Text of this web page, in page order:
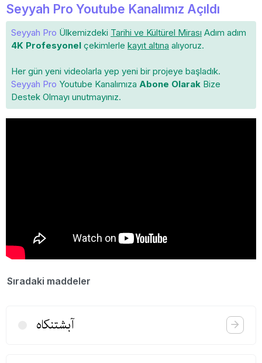
Seyyah Pro Youtube Kanalımız Açıldı
Seyyah Pro Ülkemizdeki Tarihi ve Kültürel Mirası Adım adım
4K Profesyonel çekimlerle kayıt altına alıyoruz.
Her gün yeni videolarla yep yeni bir projeye başladık.
Seyyah Pro Youtube Kanalımıza Abone Olarak Bize
Destek Olmayı unutmayınız.
Sıradaki maddeler
آبشتنكاه